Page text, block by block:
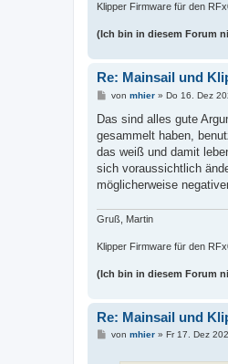
Klipper Firmware für den
(Ich bin in diesem Forum
Re: Mainsail und
B
i
r
a
von mhier» Do 16. Dez
Das sind alles gute
gesammelt haben,
das weiß und damit
sich voraussichtlich
möglicherweise
Gruß, Martin
Klipper Firmware für den
(Ich bin in diesem Forum
Re: Mainsail und
Bvon mhier» Fr 17. Dez